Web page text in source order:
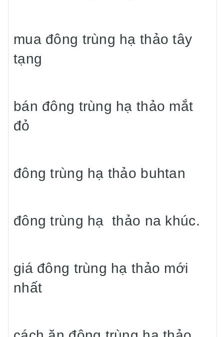
mua đông trùng hạ thảo tây
tạng
bán đông trùng hạ thảo mắt
đỏ
đông trùng hạ thảo buhtan
đông trùng hạ thảo na khúc.
giá đông trùng hạ thảo mới
nhất